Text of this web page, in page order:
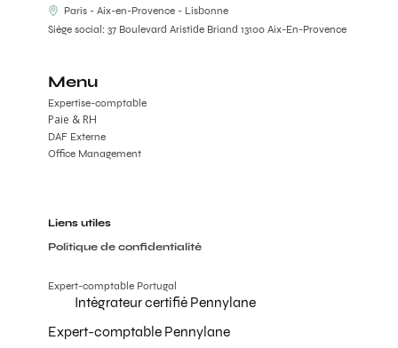
Paris - Aix-en-Provence - Lisbonne
Siège social: 37 Boulevard Aristide Briand 13100 Aix-En-Provence
Menu
Expertise-comptable
DAF Externe
Office Management
Paie & RH
Liens utiles
Politique de confidentialité
Expert-comptable Portugal
Intégrateur certifié Pennylane
Expert-comptable Pennylane